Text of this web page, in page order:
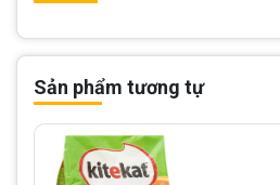
Sản phẩm tương tự